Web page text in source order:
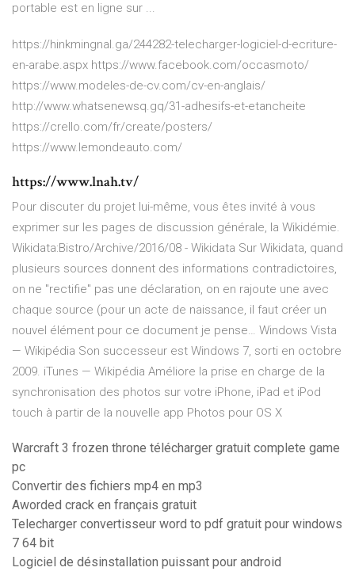
portable est en ligne sur ...
https://hinkmingnal.ga/244282-telecharger-logiciel-d-ecriture-
en-arabe.aspx https://www.facebook.com/occasmoto/
https://www.modeles-de-cv.com/cv-en-anglais/
http://www.whatsenewsq.gq/31-adhesifs-et-etancheite
https://crello.com/fr/create/posters/
https://www.lemondeauto.com/
https://www.lnah.tv/
Pour discuter du projet lui-même, vous êtes invité à vous
exprimer sur les pages de discussion générale, la Wikidémie.
Wikidata:Bistro/Archive/2016/08 - Wikidata Sur Wikidata, quand
plusieurs sources donnent des informations contradictoires,
on ne "rectifie" pas une déclaration, on en rajoute une avec
chaque source (pour un acte de naissance, il faut créer un
nouvel élément pour ce document je pense… Windows Vista
— Wikipédia Son successeur est Windows 7, sorti en octobre
2009. iTunes — Wikipédia Améliore la prise en charge de la
synchronisation des photos sur votre iPhone, iPad et iPod
touch à partir de la nouvelle app Photos pour OS X
Warcraft 3 frozen throne télécharger gratuit complete game
pc
Convertir des fichiers mp4 en mp3
Aworded crack en français gratuit
Telecharger convertisseur word to pdf gratuit pour windows
7 64 bit
Logiciel de désinstallation puissant pour android